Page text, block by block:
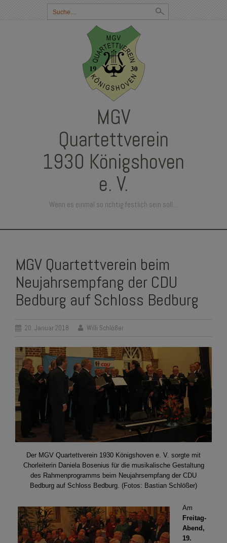
Suchbegriff
eingeben:
MGV
Quartettverein
1930 Königshoven
e. V.
Wenn es einmal so richtig festlich sein soll…
CONTENT
MGV Quartettverein beim
Neujahrsempfang der CDU
Bedburg auf Schloss Bedburg
20. Januar 2018 Willi Schlößer
Der MGV Quartettverein 1930 Königshoven e. V. sorgte mit
Chorleiterin Daniela Bosenius für die musikalische Gestaltung
des Rahmenprogramms beim Neujahrsempfang der CDU
Bedburg auf Schloss Bedburg. (Fotos: Bastian Schlößer)
Am
Freitag-
Abend,
19.